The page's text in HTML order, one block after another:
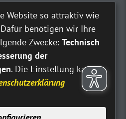
Website so attraktiv wie
benötigen wir Ihre
Zwecke: Technisch
der
. Die Einstellung kann